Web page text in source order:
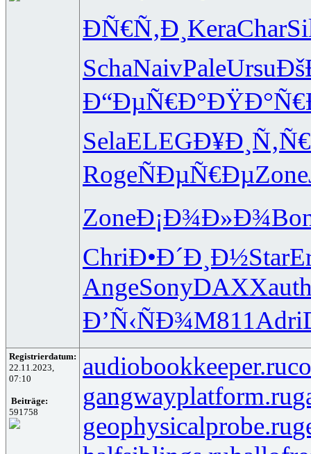
ÐÑ€Ñ‚Ð¸ KeraChar
SchaNaivPaleUrsu
Ð“ÐµÑ€Ð°
SelaELEGÐ¥Ð¸Ñ‚Ñ€
RogeÑÐµÑ€ÐµZone
ZoneÐ¡Ð¾Ð»Ð¾
ChriÐ•Ð´Ð¸Ð½Star
AngeSonyDAXX
Ð’Ñ‹ÑÐ¾M811Adri
Registrierdatum:
22.11.2023,
07:10
Beiträge:
591758
audiobookkeeper.ru
gangwayplatform.ru
geophysicalprobe.ru